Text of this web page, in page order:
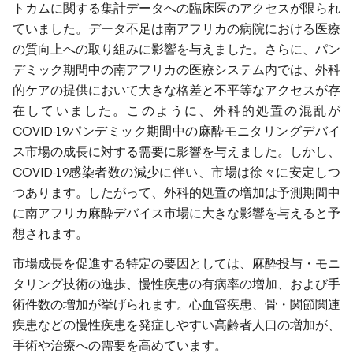
トカムに関する集計データへの臨床医のアクセスが限られ
ていました。データ不足は南アフリカの病院における医療
の質向上への取り組みに影響を与えました。さらに、パン
デミック期間中の南アフリカの医療システム内では、外科
的ケアの提供において大きな格差と不平等なアクセスが存
在していました。このように、外科的処置の混乱が
COVID-19パンデミック期間中の麻酔モニタリングデバイ
ス市場の成長に対する需要に影響を与えました。しかし、
COVID-19感染者数の減少に伴い、市場は徐々に安定しつ
つあります。したがって、外科的処置の増加は予測期間中
に南アフリカ麻酔デバイス市場に大きな影響を与えると予
想されます。
市場成長を促進する特定の要因としては、麻酔投与・モニ
タリング技術の進歩、慢性疾患の有病率の増加、および手
術件数の増加が挙げられます。心血管疾患、骨・関節関連
疾患などの慢性疾患を発症しやすい高齢者人口の増加が、
手術や治療への需要を高めています。